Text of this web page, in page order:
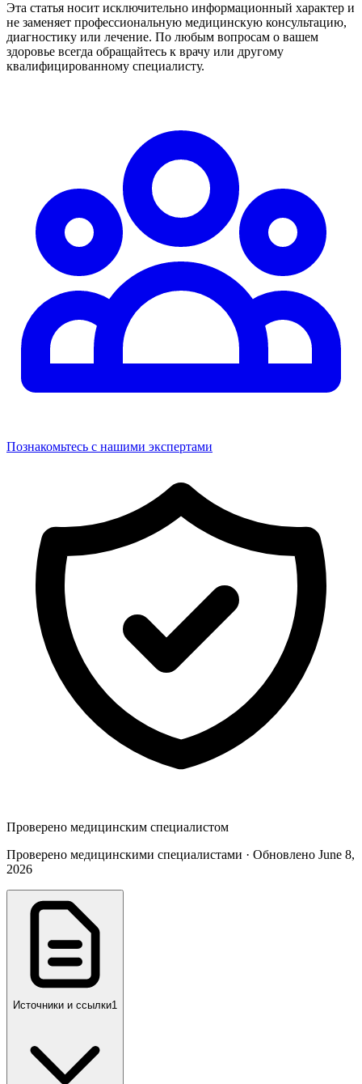
Эта статья носит исключительно информационный характер и
не заменяет профессиональную медицинскую консультацию,
диагностику или лечение. По любым вопросам о вашем
здоровье всегда обращайтесь к врачу или другому
квалифицированному специалисту.
Познакомьтесь с нашими экспертами
Проверено медицинским специалистом
Проверено медицинскими специалистами · Обновлено June 8,
2026
Источники и ссылки1